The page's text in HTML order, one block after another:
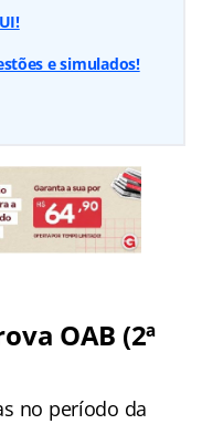
e simulados!
OAB (2ª
no período da